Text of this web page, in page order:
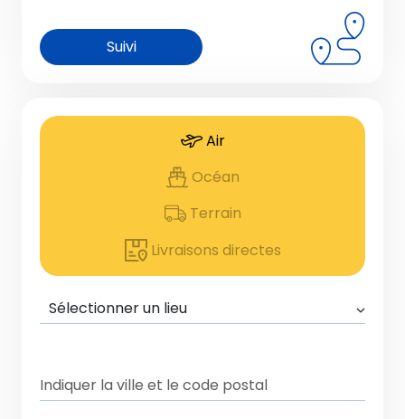
Suivi
Air
Océan
Terrain
Livraisons directes